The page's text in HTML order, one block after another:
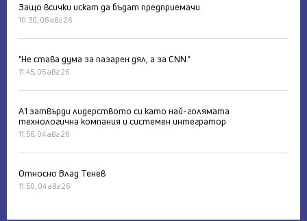
Защо всички искат да бъдат предприемачи
10:30, 06 авг 26
"Не става дума за пазарен дял, а за CNN."
11:45, 05 авг 26
А1 затвърди лидерството си като най-голямата
технологична компания и системен интегратор
11:56, 04 авг 26
Относно Влад Тенев
11:50, 04 авг 26